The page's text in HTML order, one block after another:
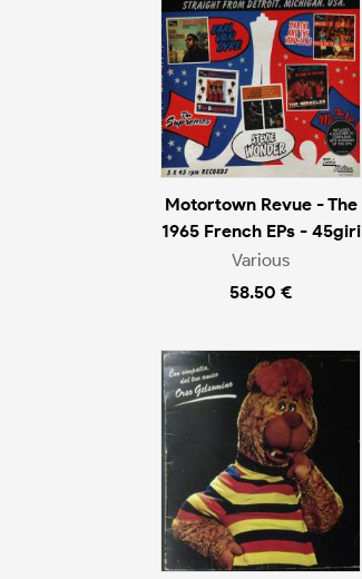
Motortown Revue - The
1965 French EPs - 45giri
Various
58.50 €